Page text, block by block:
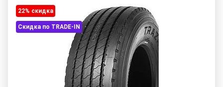
22% cкидка
Скидка по TRADE-IN